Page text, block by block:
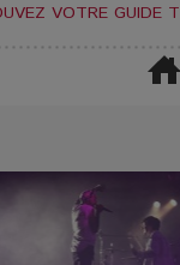
VOTRE GUIDE